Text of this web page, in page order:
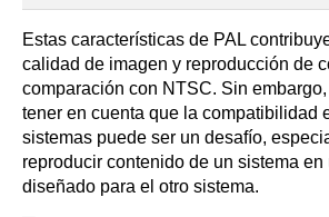
Estas características de PAL
calidad de imagen y reproducción de
comparación con NTSC. Sin
tener en cuenta que la compatibilidad
sistemas puede ser un desafío,
reproducir contenido de un sistema
diseñado para el otro sistema.